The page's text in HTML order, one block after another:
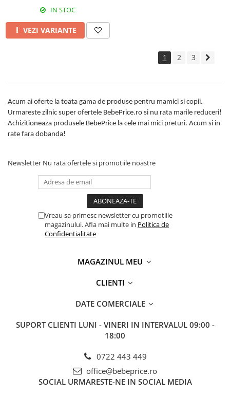
IN STOC
VEZI VARIANTE
1 2 3
Acum ai oferte la toata gama de produse pentru mamici si copii.
Urmareste zilnic super ofertele BebePrice.ro si nu rata marile reduceri!
Achizitioneaza produsele BebePrice la cele mai mici preturi. Acum si in
rate fara dobanda!
Newsletter Nu rata ofertele si promotiile noastre
Vreau sa primesc newsletter cu promotiile
magazinului. Afla mai multe in Politica de
Confidentialitate
MAGAZINUL MEU
CLIENTI
DATE COMERCIALE
SUPORT CLIENTI LUNI - VINERI IN INTERVALUL 09:00 -
18:00
0722 443 449
office@bebeprice.ro
SOCIAL URMARESTE-NE IN SOCIAL MEDIA